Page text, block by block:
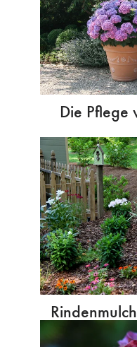
Die Pflege